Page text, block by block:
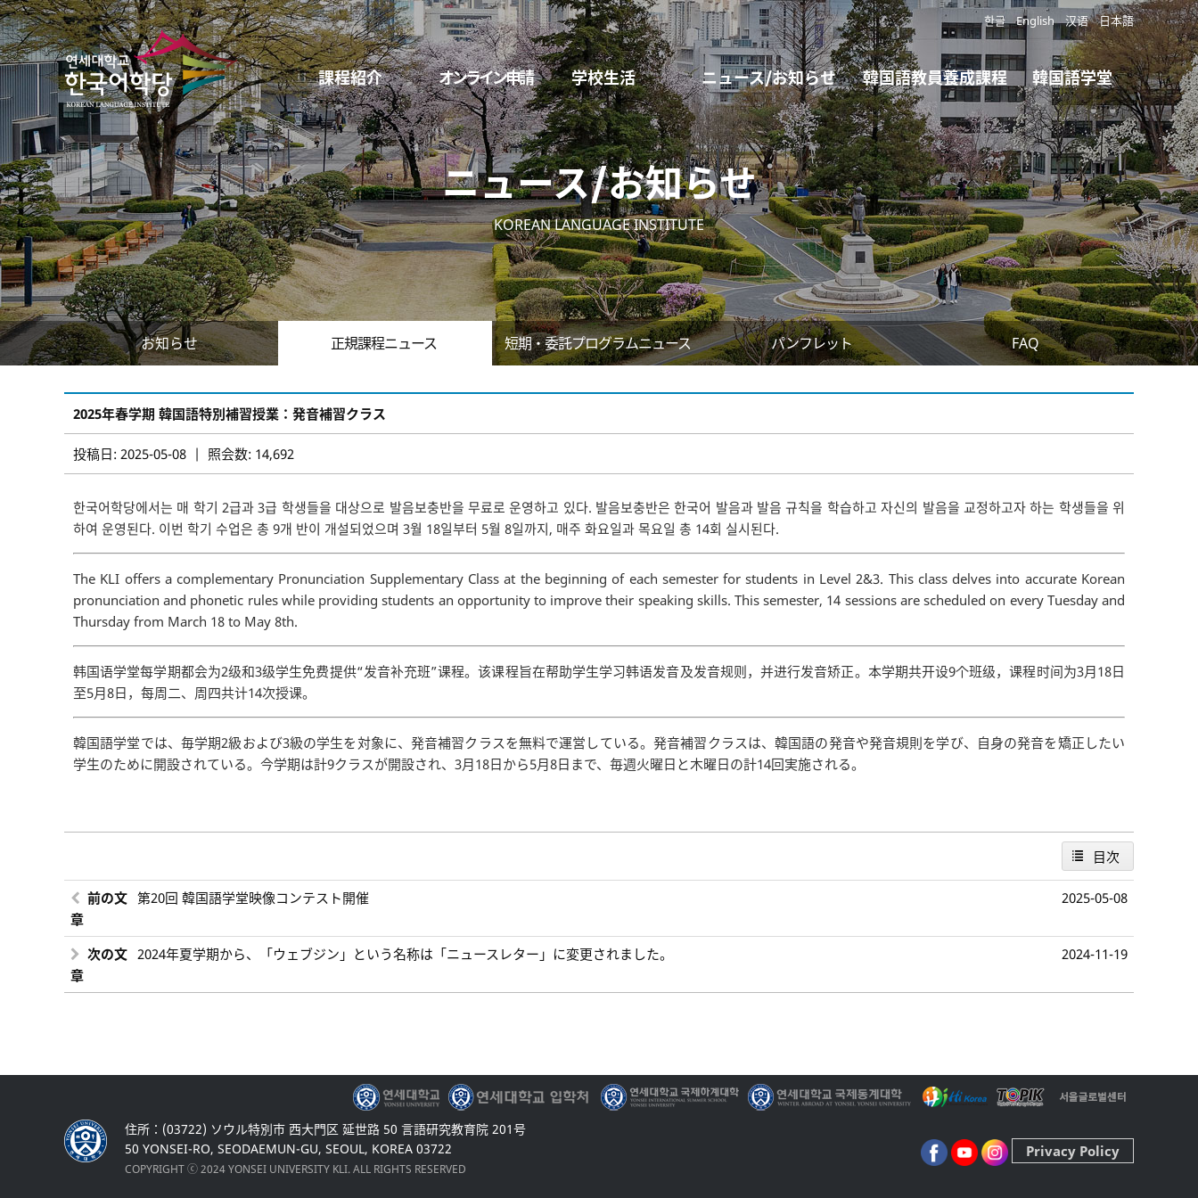
한글 English 汉语 日本語
課程紹介 オンライン申請 学校生活 ニュース/お知らせ 韓国語教員養成課程 韓国語学堂
ニュース/お知らせ
KOREAN LANGUAGE INSTITUTE
お知らせ 正規課程ニュース 短期・委託プログラムニュース パンフレット FAQ
2025年春学期 韓国語特別補習授業：発音補習クラス
投稿日: 2025-05-08 | 照会数: 14,692
한국어학당에서는 매 학기 2급과 3급 학생들을 대상으로 발음보충반을 무료로 운영하고 있다. 발음보충반은 한국어 발음과 발음 규칙을 학습하고 자신의 발음을 교정하고자 하는 학생들을 위
하여 운영된다. 이번 학기 수업은 총 9개 반이 개설되었으며 3월 18일부터 5월 8일까지, 매주 화요일과 목요일 총 14회 실시된다.
The KLI offers a complementary Pronunciation Supplementary Class at the beginning of each semester for students in Level 2&3. This class delves into accurate Korean
pronunciation and phonetic rules while providing students an opportunity to improve their speaking skills. This semester, 14 sessions are scheduled on every Tuesday and
Thursday from March 18 to May 8th.
韩国语学堂每学期都会为2级和3级学生免费提供“发音补充班”课程。该课程旨在帮助学生学习韩语发音及发音规则，并进行发音矫正。本学期共开设9个班级，课程时间为3月18日
至5月8日，每周二、周四共计14次授课。
韓国語学堂では、毎学期2級および3級の学生を対象に、発音補習クラスを無料で運営している。発音補習クラスは、韓国語の発音や発音規則を学び、自身の発音を矯正したい
学生のために開設されている。今学期は計9クラスが開設され、3月18日から5月8日まで、毎週火曜日と木曜日の計14回実施される。
目次
前の文
章
第20回 韓国語学堂映像コンテスト開催 2025-05-08
次の文
章
2024年夏学期から、「ウェブジン」という名称は「ニュースレター」に変更されました。 2024-11-19
住所：(03722) ソウル特別市 西大門区 延世路 50 言語研究教育院 201号
50 YONSEI-RO, SEODAEMUN-GU, SEOUL, KOREA 03722
COPYRIGHT ⓒ 2024 YONSEI UNIVERSITY KLI. ALL RIGHTS RESERVED
Privacy Policy